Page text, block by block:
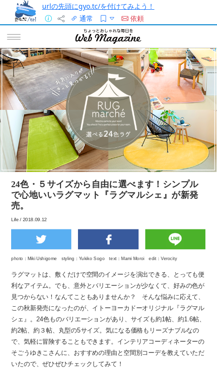
urlの先頭にgyo.tc/を付けてみよう！
通常
依頼